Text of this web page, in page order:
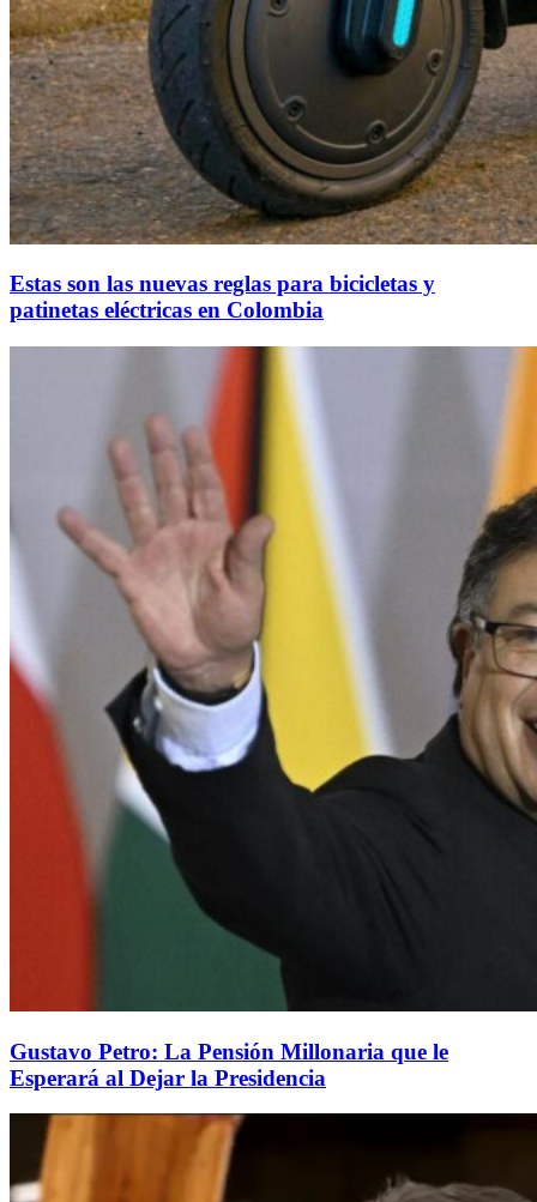
Estas son las nuevas reglas para bicicletas y
patinetas eléctricas en Colombia
Gustavo Petro: La Pensión Millonaria que le
Esperará al Dejar la Presidencia